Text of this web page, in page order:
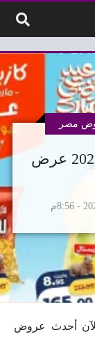
عروض كازيون اليوم 29 مايو 2026 عرض
مصر
أحدث عروض